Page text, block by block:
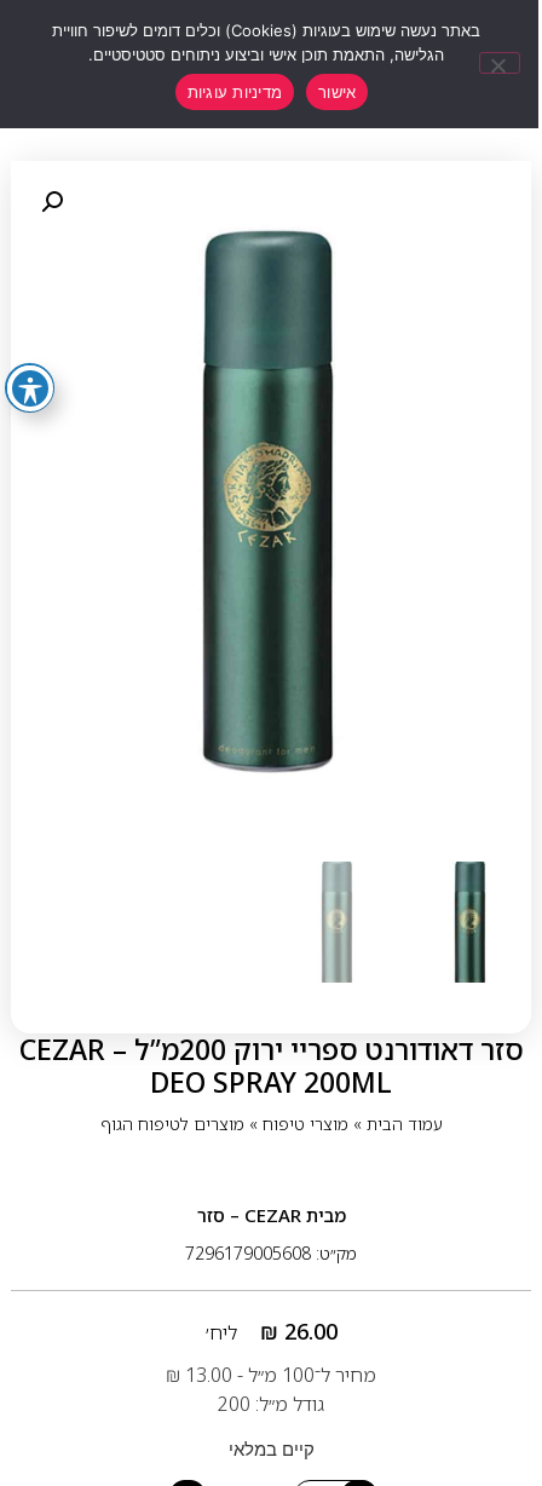
סזר דאודורנט ספריי ירוק 200מ”ל – CEZAR
DEO SPRAY 200ML
עמוד הבית» מוצרי טיפוח» מוצרים לטיפוח הגוף
מבית CEZAR – סזר
מק״ט: 7296179005608
₪ 26.00
ליח׳
מחיר ל־100 מ״ל -
₪ 13.00
גודל מ״ל: 200
קיים במלאי
באתר נעשה שימוש בעוגיות (Cookies) וכלים דומים לשיפור חוויית
הגלישה, התאמת תוכן אישי וביצוע ניתוחים סטטיסטיים.
אישור
מדיניות עוגיות